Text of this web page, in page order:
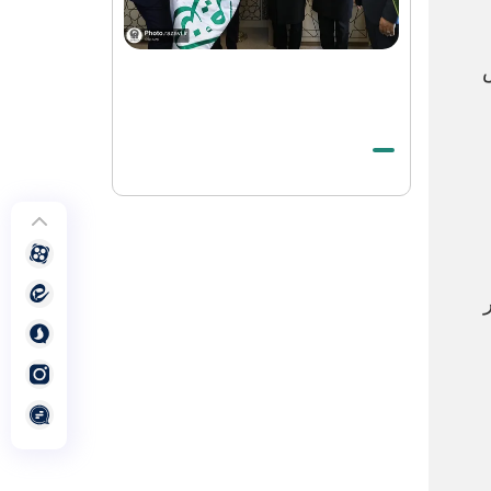
الأديان والمعتقدات
شكر الحضور المهيب للزوار والمجاورين في